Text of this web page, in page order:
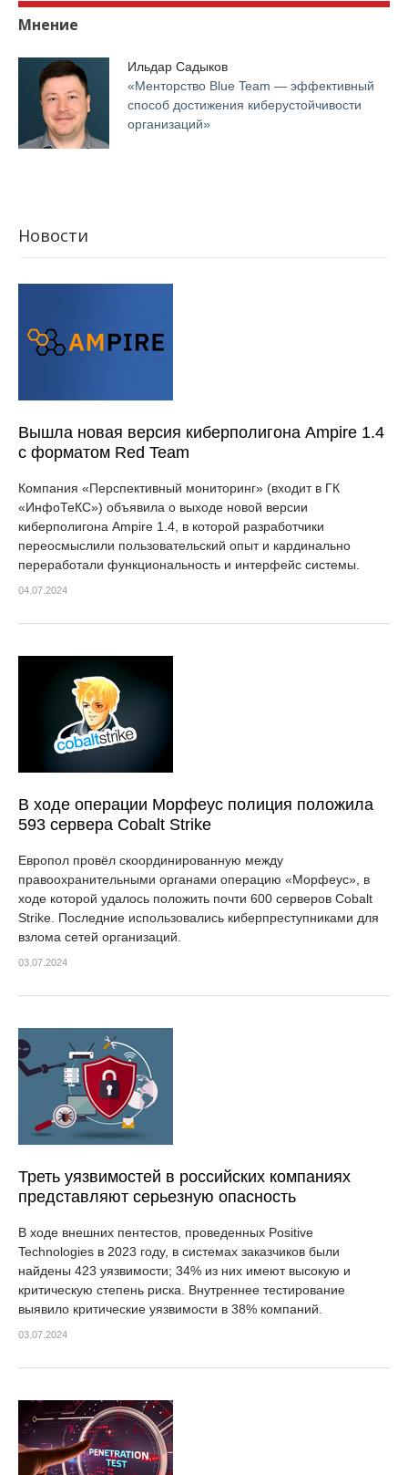
Мнение
Ильдар Садыков
«Менторство Blue Team — эффективный
способ достижения киберустойчивости
организаций»
Новости
Вышла новая версия киберполигона Ampire 1.4
с форматом Red Team
Компания «Перспективный мониторинг» (входит в ГК
«ИнфоТеКС») объявила о выходе новой версии
киберполигона Ampire 1.4, в которой разработчики
переосмыслили пользовательский опыт и кардинально
переработали функциональность и интерфейс системы.
04.07.2024
В ходе операции Морфеус полиция положила
593 сервера Cobalt Strike
Европол провёл скоординированную между
правоохранительными органами операцию «Морфеус», в
ходе которой удалось положить почти 600 серверов Cobalt
Strike. Последние использовались киберпреступниками для
взлома сетей организаций.
03.07.2024
Треть уязвимостей в российских компаниях
представляют серьезную опасность
В ходе внешних пентестов, проведенных Positive
Technologies в 2023 году, в системах заказчиков были
найдены 423 уязвимости; 34% из них имеют высокую и
критическую степень риска. Внутреннее тестирование
выявило критические уязвимости в 38% компаний.
03.07.2024